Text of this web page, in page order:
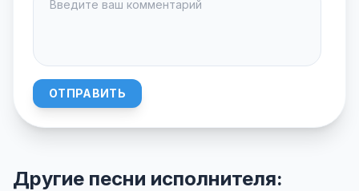
ОТПРАВИТЬ
Другие песни исполнителя: